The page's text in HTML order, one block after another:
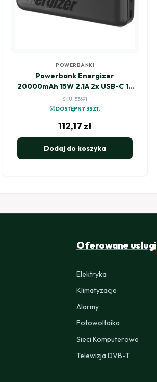
POWERBANKI
Powerbank Energizer
20000mAh 15W 2.1A 2x USB-C 1x
USB-A UE20050CC
SKU: 53691
check_circleDOSTĘPNY 3SZT.
112,17 zł
Dodaj do koszyka
Oferowane usługi
Elektryka
Klimatyzacje
Alarmy
Fotowoltaika
Sieci Komputerowe
Telewizja DVB-T